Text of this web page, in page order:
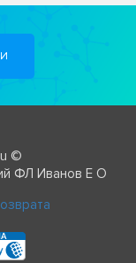
©
ФЛ Иванов Е О